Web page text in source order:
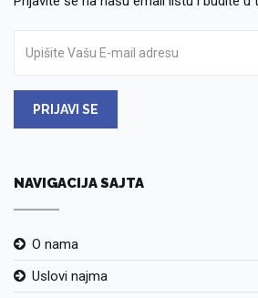
PRIJAVI SE
NAVIGACIJA SAJTA
O nama
Uslovi najma